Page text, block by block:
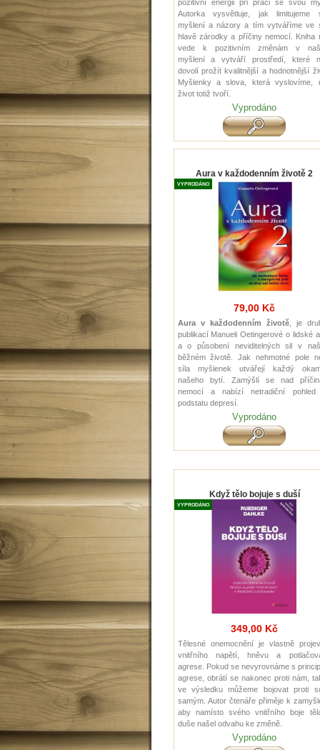
pozitivní energii při práci se svou
Autorka vysvětluje, jak limitujeme
myšlení a názory a tím vytváříme ve
hlavě zárodky a příčiny nemocí. Kniha
vede k pozitivním změnám v
myšlení a vytváří prostředí, které
dovolí prožít kvalitnější a hodnotnější
Myšlenky a slova, která vyslovíme,
život totiž tvoří.
Vyprodáno
Aura v každodenním životě 2
VYPRODÁNO
79,00 Kč
Aura v každodenním životě, je
publikací Manueli Oetingerové o lidské
a o působení neviditelných sil v
běžném životě. Jak nehmotné pole
síla myšlenek utvářejí každý
našeho bytí. Zamýšlí se nad
nemocí a nabízí netradiční pohled
podstatu depresí.
Vyprodáno
Když tělo bojuje s duší
VYPRODÁNO
349,00 Kč
Tělesné onemocnění je vlastně
vnitřního napětí, hněvu a
agrese. Pokud se nevyrovnáme s
agrese, obrátí se nakonec proti nám,
ve výsledku můžeme bojovat proti
samým. Autor čtenáře přiměje k
aby namísto svého vnitřního boje
duše našel odvahu ke změně.
Vyprodáno